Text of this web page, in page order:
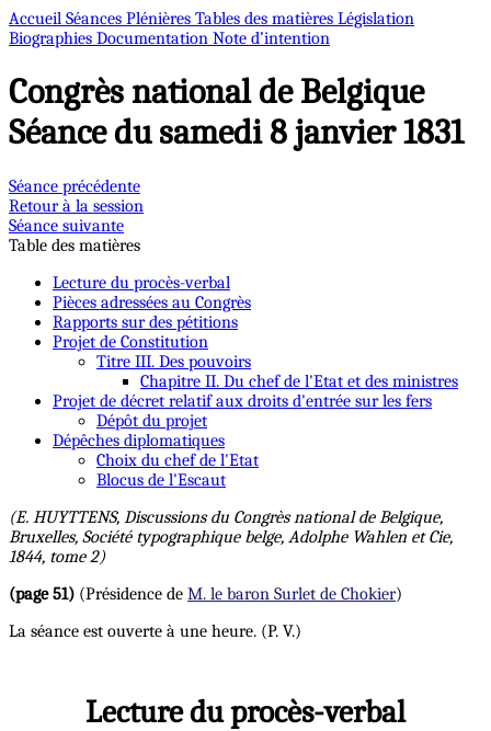
Accueil Séances Plénières Tables des matières Législation
Biographies Documentation Note d’intention
Congrès national de Belgique
Séance du samedi 8 janvier 1831
Séance précédente
Retour à la session
Séance suivante
Table des matières
Lecture du procès-verbal
Pièces adressées au Congrès
Rapports sur des pétitions
Projet de Constitution
Titre III. Des pouvoirs
Chapitre II. Du chef de l'Etat et des ministres
Projet de décret relatif aux droits d'entrée sur les fers
Dépôt du projet
Dépêches diplomatiques
Choix du chef de l'Etat
Blocus de l'Escaut
(E. HUYTTENS, Discussions du Congrès national de Belgique,
Bruxelles, Société typographique belge, Adolphe Wahlen et Cie,
1844, tome 2)
(page 51) (Présidence de M. le baron Surlet de Chokier)
La séance est ouverte à une heure. (P. V.)
Lecture du procès-verbal